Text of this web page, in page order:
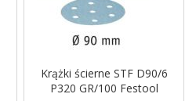
Krążki ścierne STF D90/6
P320 GR/100 Festool